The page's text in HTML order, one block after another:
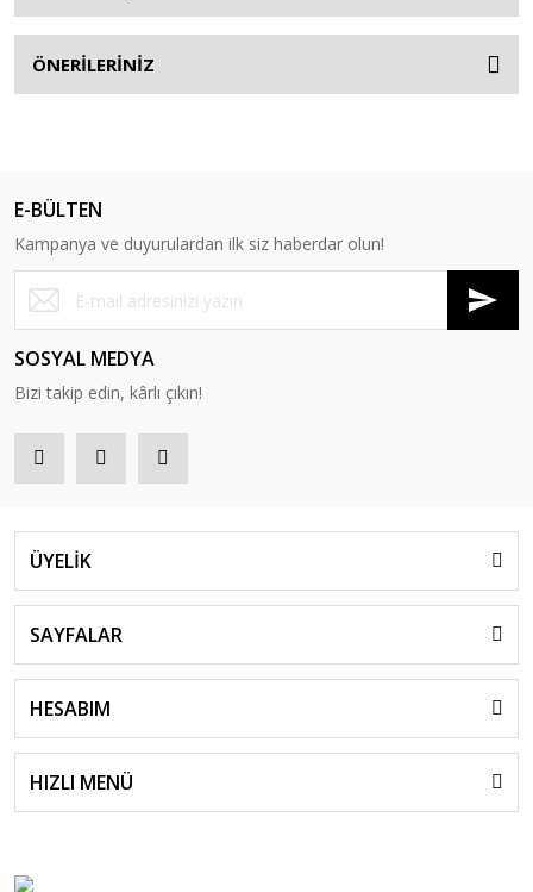
ÖNERİLERİNİZ
E-BÜLTEN
Kampanya ve duyurulardan ilk siz haberdar olun!
SOSYAL MEDYA
Bizi takip edin, kârlı çıkın!
ÜYELİK
SAYFALAR
HESABIM
HIZLI MENÜ